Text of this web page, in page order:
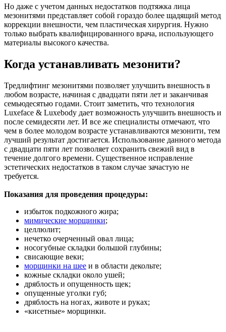
Но даже с учетом данных недостатков подтяжка лица
мезонитями представляет собой гораздо более щадящий метод
коррекции внешности, чем пластическая хирургия. Нужно
только выбрать квалифицированного врача, использующего
материалы высокого качества.
Когда устанавливать мезонити?
Тредлифтинг мезонитями позволяет улучшить внешность в
любом возрасте, начиная с двадцати пяти лет и заканчивая
семьюдесятью годами. Стоит заметить, что технология
Luxeface & Luxebody дает возможность улучшить внешность и
после семидесяти лет. И все же специалисты отмечают, что
чем в более молодом возрасте устанавливаются мезонити, тем
лучший результат достигается. Использование данного метода
с двадцати пяти лет позволяет сохранить свежий вид в
течение долгого времени. Существенное исправление
эстетических недостатков в таком случае зачастую не
требуется.
Показания для проведения процедуры:
избыток подкожного жира;
мимические морщинки;
целлюлит;
нечетко очерченный овал лица;
носогубные складки большой глубины;
свисающие веки;
морщинки на шее и в области декольте;
кожные складки около ушей;
дряблость и опущенность щек;
опущенные уголки губ;
дряблость на ногах, животе и руках;
«кисетные» морщинки.